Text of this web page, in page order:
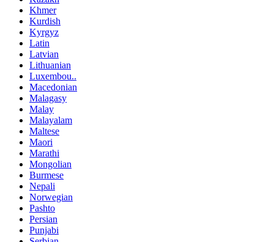
Khmer
Kurdish
Kyrgyz
Latin
Latvian
Lithuanian
Luxembou..
Macedonian
Malagasy
Malay
Malayalam
Maltese
Maori
Marathi
Mongolian
Burmese
Nepali
Norwegian
Pashto
Persian
Punjabi